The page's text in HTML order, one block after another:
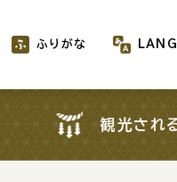
ふりがな
ふりがな
観光され